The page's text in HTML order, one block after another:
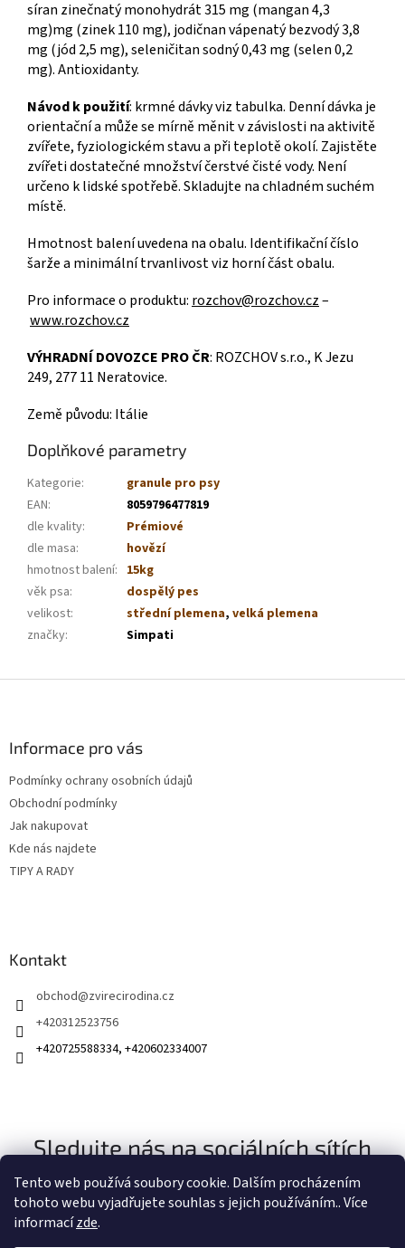
Tento web používá soubory cookie. Dalším procházením
tohoto webu vyjadřujete souhlas s jejich používáním.. Více
informacízde.
síran zinečnatý monohydrát 315 mg (mangan 4,3
mg)mg (zinek 110 mg), jodičnan vápenatý bezvodý 3,8
mg (jód 2,5 mg), seleničitan sodný 0,43 mg (selen 0,2
mg). Antioxidanty.
Návod k použití: krmné dávky viz tabulka. Denní dávka je
orientační a může se mírně měnit v závislosti na aktivitě
zvířete, fyziologickém stavu a při teplotě okolí. Zajistěte
zvířeti dostatečné množství čerstvé čisté vody. Není
určeno k lidské spotřebě. Skladujte na chladném suchém
místě.
Hmotnost balení uvedena na obalu. Identifikační číslo
šarže a minimální trvanlivost viz horní část obalu.
Pro informace o produktu: rozchov@rozchov.cz–
www.rozchov.cz
VÝHRADNÍ DOVOZCE PRO ČR: ROZCHOV s.r.o., K Jezu
249, 277 11 Neratovice.
Země původu: Itálie
Doplňkové parametry
Kategorie:
granule pro psy
EAN:
8059796477819
dle kvality:
Prémiové
dle masa:
hovězí
hmotnost balení: 15kg
věk psa:
dospělý pes
velikost: střední plemena, velká plemena
značky: Simpati
Informace pro vás
Podmínky ochrany osobních údajů
Obchodní podmínky
Jak nakupovat
Kde nás najdete
TIPY A RADY
Kontakt
obchod@zvirecirodina.cz
+420312523756
+420725588334, +420602334007
Sledujte nás na sociálních sítích